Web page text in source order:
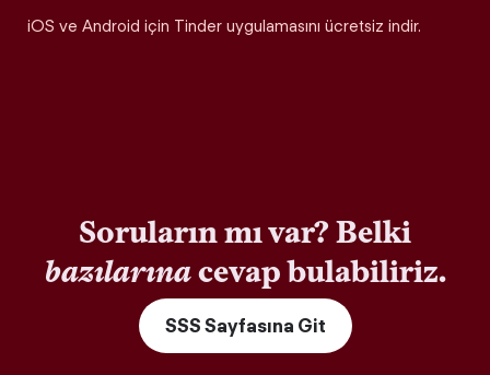
iOS ve Android için Tinder uygulamasını ücretsiz indir.
Soruların mı var? Belki
bazılarınacevap bulabiliriz.
SSS Sayfasına Git